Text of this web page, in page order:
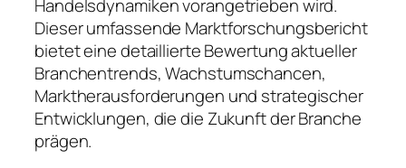
Handelsdynamiken vorangetrieben wird.
Dieser umfassende Marktforschungsbericht
bietet eine detaillierte Bewertung aktueller
Branchentrends, Wachstumschancen,
Marktherausforderungen und strategischer
Entwicklungen, die die Zukunft der Branche
prägen.